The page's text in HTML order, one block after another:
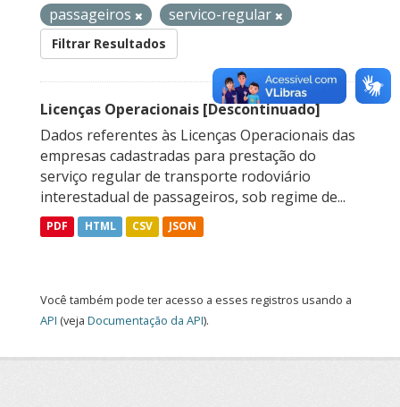
passageiros servico-regular
Filtrar Resultados
Licenças Operacionais [Descontinuado]
Dados referentes às Licenças Operacionais das
empresas cadastradas para prestação do
serviço regular de transporte rodoviário
interestadual de passageiros, sob regime de...
PDF HTML CSV JSON
Você também pode ter acesso a esses registros usando a
API (veja Documentação da API).